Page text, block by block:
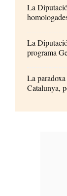
La
La
programa
La
Catalunya,